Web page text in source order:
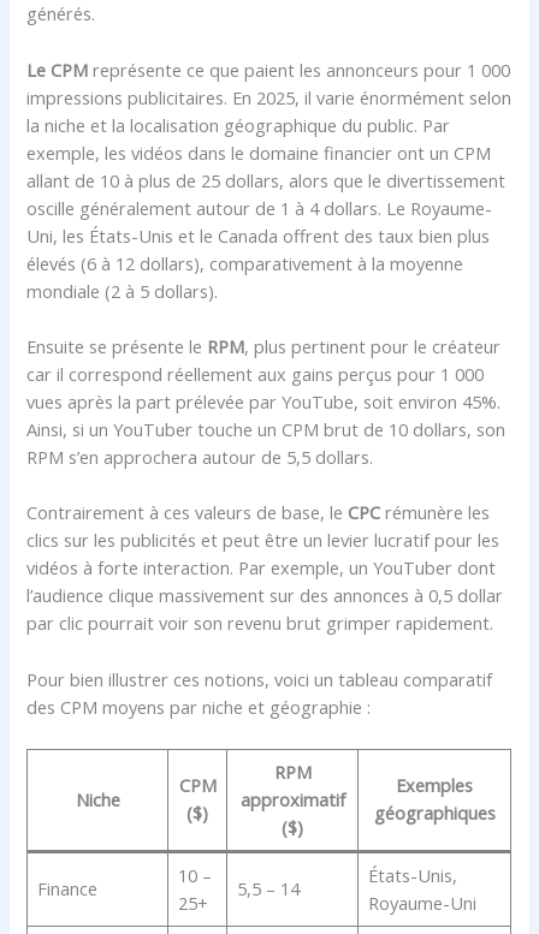
générés.
Le CPM représente ce que paient les annonceurs pour 1 000
impressions publicitaires. En 2025, il varie énormément selon
la niche et la localisation géographique du public. Par
exemple, les vidéos dans le domaine financier ont un CPM
allant de 10 à plus de 25 dollars, alors que le divertissement
oscille généralement autour de 1 à 4 dollars. Le Royaume-
Uni, les États-Unis et le Canada offrent des taux bien plus
élevés (6 à 12 dollars), comparativement à la moyenne
mondiale (2 à 5 dollars).
Ensuite se présente le RPM, plus pertinent pour le créateur
car il correspond réellement aux gains perçus pour 1 000
vues après la part prélevée par YouTube, soit environ 45%.
Ainsi, si un YouTuber touche un CPM brut de 10 dollars, son
RPM s’en approchera autour de 5,5 dollars.
Contrairement à ces valeurs de base, le CPC rémunère les
clics sur les publicités et peut être un levier lucratif pour les
vidéos à forte interaction. Par exemple, un YouTuber dont
l’audience clique massivement sur des annonces à 0,5 dollar
par clic pourrait voir son revenu brut grimper rapidement.
Pour bien illustrer ces notions, voici un tableau comparatif
des CPM moyens par niche et géographie :
Niche
CPM
($)
RPM
approximatif
($)
Exemples
géographiques
Finance
10 –
25+
5,5 – 14
États-Unis,
Royaume-Uni